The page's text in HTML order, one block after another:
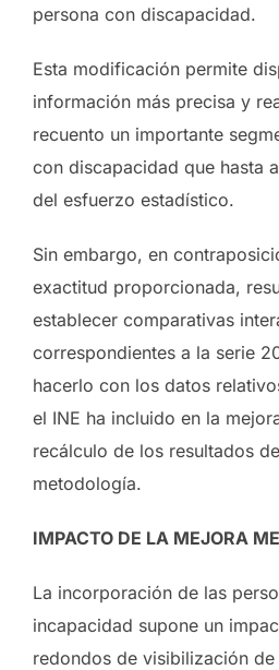
persona con discapacidad.
Esta modificación permite
información más precisa y
recuento un importante
con discapacidad que hasta
del esfuerzo estadístico.
Sin embargo, en
exactitud proporcionada,
establecer comparativas
correspondientes a la serie
hacerlo con los datos
el INE ha incluido en la
recálculo de los resultados
metodología.
IMPACTO DE LA MEJORA
La incorporación de las
incapacidad supone un
redondos de visibilización